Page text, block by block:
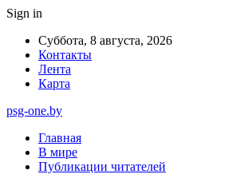
Sign in
Суббота, 8 августа, 2026
Контакты
Лента
Карта
psg-one.by
Главная
В мире
Публикации читателей